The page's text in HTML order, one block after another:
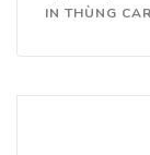
IN THÙNG